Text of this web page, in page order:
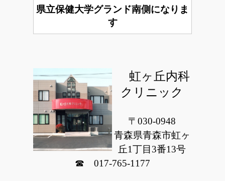
県立保健大学グランド南側になりま
す
虹ヶ丘内科
クリニック
〒030-0948
青森県青森市虹ヶ
丘1丁目3番13号
☎ 017-765-1177